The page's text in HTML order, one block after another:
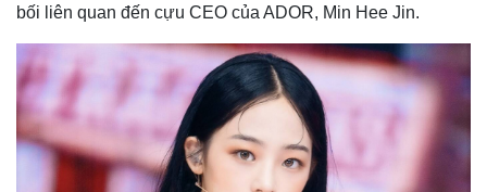
bối liên quan đến cựu CEO của ADOR, Min Hee Jin.